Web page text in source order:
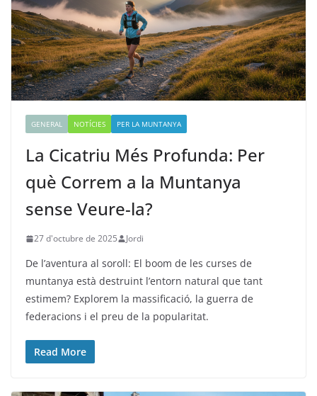
GENERAL NOTÍCIES PER LA MUNTANYA
La Cicatriu Més Profunda: Per
què Correm a la Muntanya
sense Veure-la?
27 d'octubre de 2025 Jordi
De l’aventura al soroll: El boom de les curses de
muntanya està destruint l’entorn natural que tant
estimem? Explorem la massificació, la guerra de
federacions i el preu de la popularitat.
Read More